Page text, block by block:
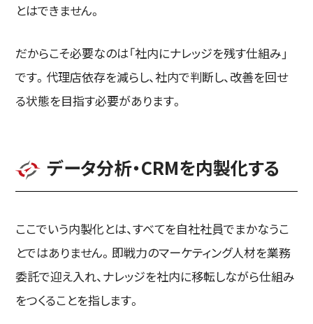
とはできません。
だからこそ必要なのは「社内にナレッジを残す仕組み」
です。代理店依存を減らし、社内で判断し、改善を回せ
る状態を目指す必要があります。
データ分析・CRMを内製化する
ここでいう内製化とは、すべてを自社社員でまかなうこ
とではありません。即戦力のマーケティング人材を業務
委託で迎え入れ、ナレッジを社内に移転しながら仕組み
をつくることを指します。